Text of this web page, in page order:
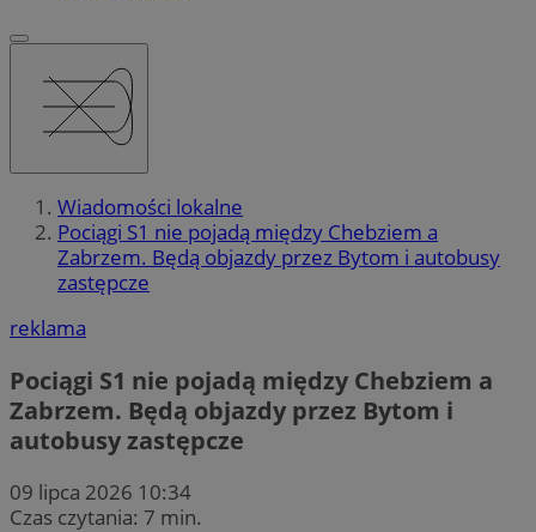
Wiadomości lokalne
Pociągi S1 nie pojadą między Chebziem a
Zabrzem. Będą objazdy przez Bytom i autobusy
zastępcze
reklama
Pociągi S1 nie pojadą między Chebziem a
Zabrzem. Będą objazdy przez Bytom i
autobusy zastępcze
09 lipca 2026 10:34
Czas czytania: 7 min.